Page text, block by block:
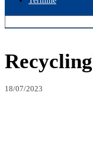
18/07/2023